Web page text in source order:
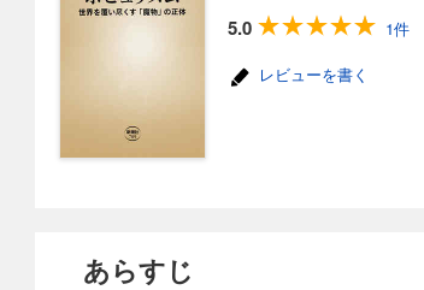
5.0
1件
レビューを書く
あらすじ